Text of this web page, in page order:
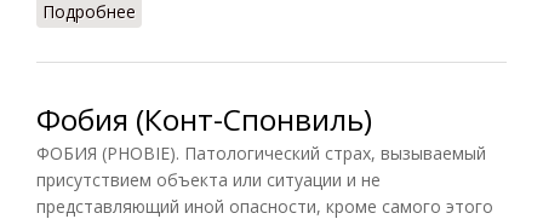
Подробнее
Фобия (Конт-Спонвиль)
ФОБИЯ (PHOBIE). Патологический страх, вызываемый
присутствием объекта или ситуации и не
представляющий иной опасности, кроме самого этого